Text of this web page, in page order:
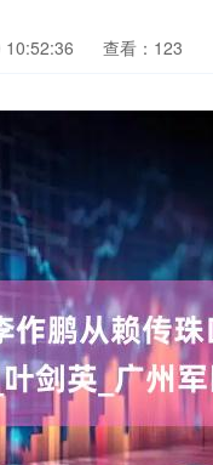
10:52:36 查看：123